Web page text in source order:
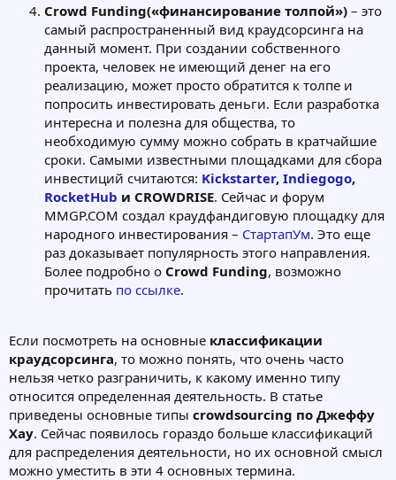
Crowd Funding(«финансирование толпой») – это
самый распространенный вид краудсорсинга на
данный момент. При создании собственного
проекта, человек не имеющий денег на его
реализацию, может просто обратится к толпе и
попросить инвестировать деньги. Если разработка
интересна и полезна для общества, то
необходимую сумму можно собрать в кратчайшие
сроки. Самыми известными площадками для сбора
инвестиций считаются: Kickstarter, Indiegogo,
RocketHub и CROWDRISE. Сейчас и форум
MMGP.COM создал краудфандиговую площадку для
народного инвестирования – СтартапУм. Это еще
раз доказывает популярность этого направления.
Более подробно о Crowd Funding, возможно
прочитать по ссылке.
Если посмотреть на основные классификации
краудсорсинга, то можно понять, что очень часто
нельзя четко разграничить, к какому именно типу
относится определенная деятельность. В статье
приведены основные типы crowdsourcing по Джеффу
Хау. Сейчас появилось гораздо больше классификаций
для распределения деятельности, но их основной смысл
можно уместить в эти 4 основных термина.